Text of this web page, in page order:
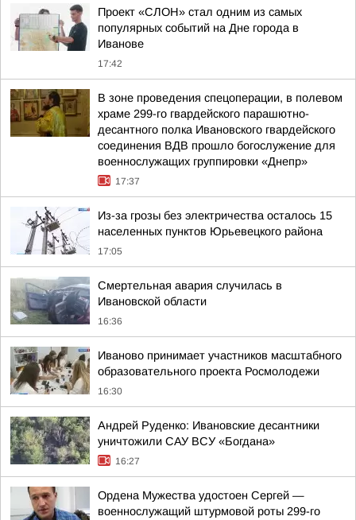
Проект «СЛОН» стал одним из самых
популярных событий на Дне города в
Иванове
17:42
В зоне проведения спецоперации, в полевом
храме 299-го гвардейского парашютно-
десантного полка Ивановского гвардейского
соединения ВДВ прошло богослужение для
военнослужащих группировки «Днепр»
17:37
Из-за грозы без электричества осталось 15
населенных пунктов Юрьевецкого района
17:05
Смертельная авария случилась в
Ивановской области
16:36
Иваново принимает участников масштабного
образовательного проекта Росмолодежи
16:30
Андрей Руденко: Ивановские десантники
уничтожили САУ ВСУ «Богдана»
16:27
Ордена Мужества удостоен Сергей —
военнослужащий штурмовой роты 299-го